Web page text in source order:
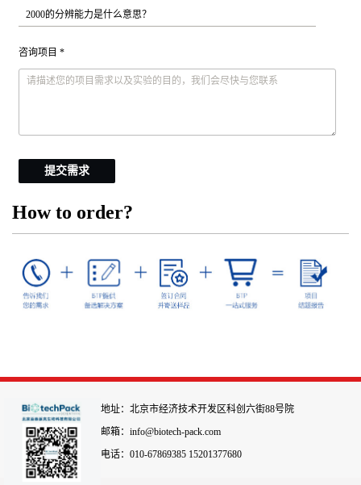
咨询项目 *
提交需求
How to order?
地址：北京市经济技术开发区科创六街88号院
邮箱：info@biotech-pack.com
电话：010-67869385 15201377680